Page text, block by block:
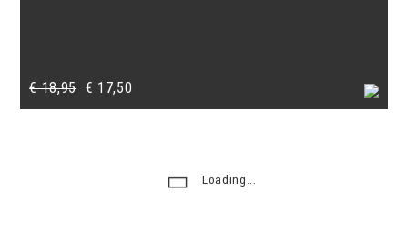
€18,95 Le
prix
€ 17,50
prix
€ 17,50.
Loading...